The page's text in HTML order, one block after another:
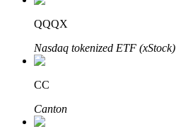
Bitrue
QQQX
Nasdaq tokenized ETF (xStock)
CC
Canton